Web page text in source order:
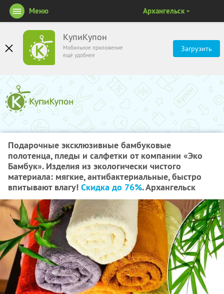
КупиКупон
Мобильное приложение
ещё удобнее
Загрузить
Меню Архангельск
Подарочные эксклюзивные бамбуковые
полотенца, пледы и салфетки от компании «Эко
Бамбук». Изделия из экологически чистого
материала: мягкие, антибактериальные, быстро
впитывают влагу! Скидка до 76%. Архангельск